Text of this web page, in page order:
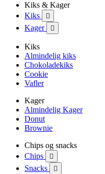
Kiks & Kager
Kiks

Kager 
Kiks
Almindelig kiks
Chokoladekiks
Cookie
Vafler
Kager
Almindelig Kager
Donut
Brownie
Chips og snacks
Chips

Snacks 